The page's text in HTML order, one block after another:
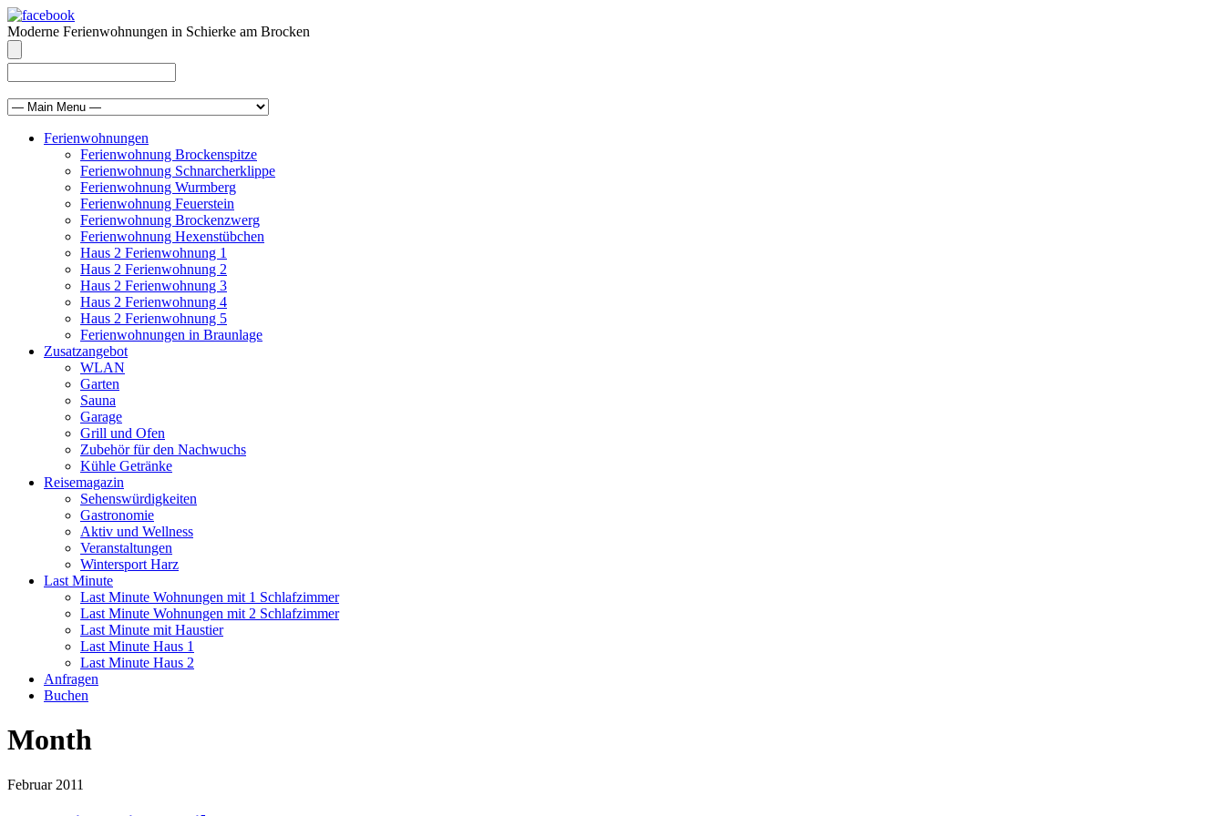
Moderne Ferienwohnungen in Schierke am Brocken
Ferienwohnungen
Ferienwohnung Brockenspitze
Ferienwohnung Schnarcherklippe
Ferienwohnung Wurmberg
Ferienwohnung Feuerstein
Ferienwohnung Brockenzwerg
Ferienwohnung Hexenstübchen
Haus 2 Ferienwohnung 1
Haus 2 Ferienwohnung 2
Haus 2 Ferienwohnung 3
Haus 2 Ferienwohnung 4
Haus 2 Ferienwohnung 5
Ferienwohnungen in Braunlage
Zusatzangebot
WLAN
Garten
Sauna
Garage
Grill und Ofen
Zubehör für den Nachwuchs
Kühle Getränke
Reisemagazin
Sehenswürdigkeiten
Gastronomie
Aktiv und Wellness
Veranstaltungen
Wintersport Harz
Last Minute
Last Minute Wohnungen mit 1 Schlafzimmer
Last Minute Wohnungen mit 2 Schlafzimmer
Last Minute mit Haustier
Last Minute Haus 1
Last Minute Haus 2
Anfragen
Buchen
Month
Februar 2011